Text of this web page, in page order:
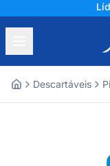
Descartáveis